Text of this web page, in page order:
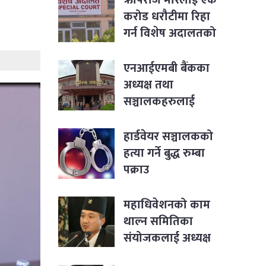
करोड धरौटीमा रिहा
गर्न विशेष अदालतको
एनआईएमबी बैंकका
अध्यक्ष तथा
सञ्चालकहरुलाई
आदेश
हार्डवेयर सञ्चालकको
हत्या गर्ने बुद्ध रुम्बा
पक्राउ
महाधिवेशनको काम
थाल्न समितिका
संयोजकलाई अध्यक्ष